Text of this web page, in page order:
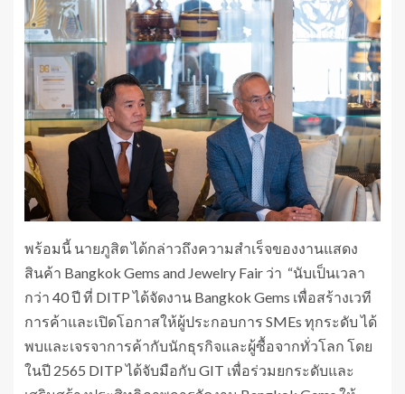
พร้อมนี้ นายภูสิต ได้กล่าวถึงความสำเร็จของงานแสดง
สินค้า Bangkok Gems and Jewelry Fair ว่า “นับเป็นเวลา
กว่า 40 ปี ที่ DITP ได้จัดงาน Bangkok Gems เพื่อสร้างเวที
การค้าและเปิดโอกาสให้ผู้ประกอบการ SMEs ทุกระดับ ได้
พบและเจรจาการค้ากับนักธุรกิจและผู้ซื้อจากทั่วโลก โดย
ในปี 2565 DITP ได้จับมือกับ GIT เพื่อร่วมยกระดับและ